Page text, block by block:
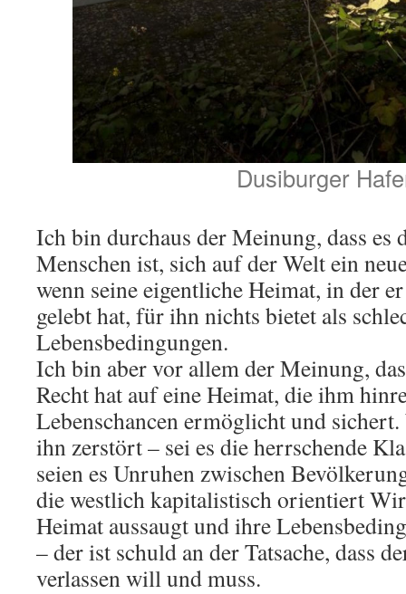
Dusiburger
Ich bin durchaus der Meinung, dass es
Menschen ist, sich auf der Welt ein
wenn seine eigentliche Heimat, in der
gelebt hat, für ihn nichts bietet als
Lebensbedingungen.
Ich bin aber vor allem der Meinung,
Recht hat auf eine Heimat, die ihm
Lebenschancen ermöglicht und
ihn zerstört – sei es die herrschende
seien es Unruhen zwischen
die westlich kapitalistisch orientiert
Heimat aussaugt und ihre
– der ist schuld an der Tatsache, dass
verlassen will und muss.